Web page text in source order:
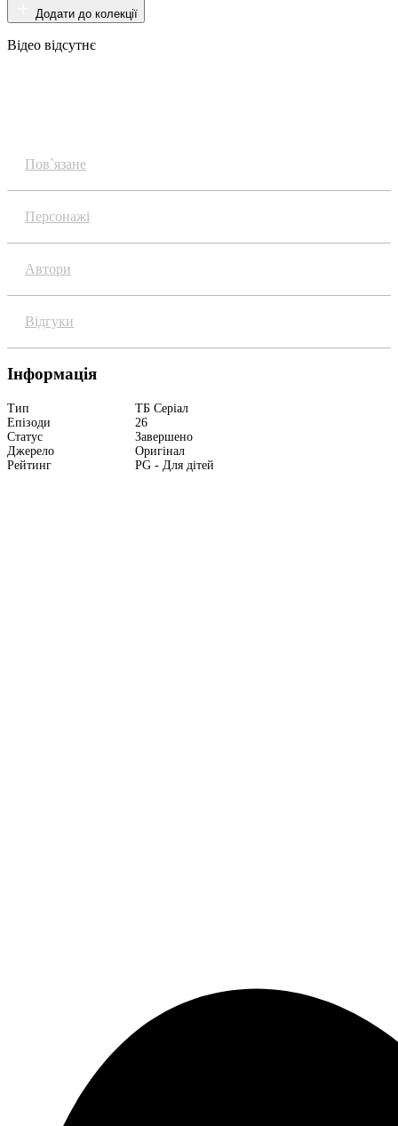
Додати до колекції
Відео відсутнє
Пов`язане
Персонажі
Автори
Відгуки
Інформація
Тип
ТБ Серіал
Епізоди
26
Статус
Завершено
Джерело
Оригінал
Рейтинг
PG - Для дітей